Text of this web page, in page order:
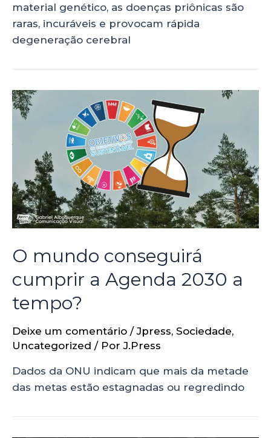
material genético, as doenças priônicas são
raras, incuráveis e provocam rápida
degeneração cerebral
O mundo conseguirá
cumprir a Agenda 2030 a
tempo?
Deixe um comentário /Jpress, Sociedade,
Uncategorized / PorJ.Press
Dados da ONU indicam que mais da metade
das metas estão estagnadas ou regredindo